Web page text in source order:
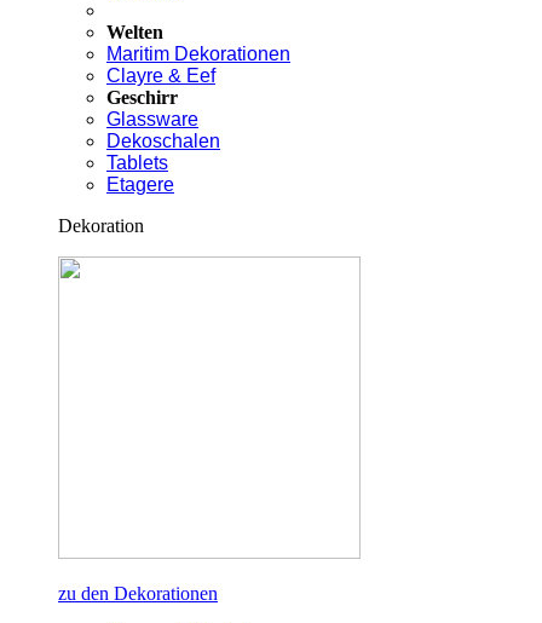
Welten
Maritim Dekorationen
Clayre & Eef
Geschirr
Glassware
Dekoschalen
Tablets
Etagere
Dekoration
zu den Dekorationen